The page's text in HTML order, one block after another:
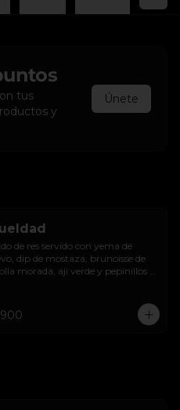
tus
y
Únete
de res servido con yema de
dip de mostaza, brunoisse de
morada, ají verde y pepinillos